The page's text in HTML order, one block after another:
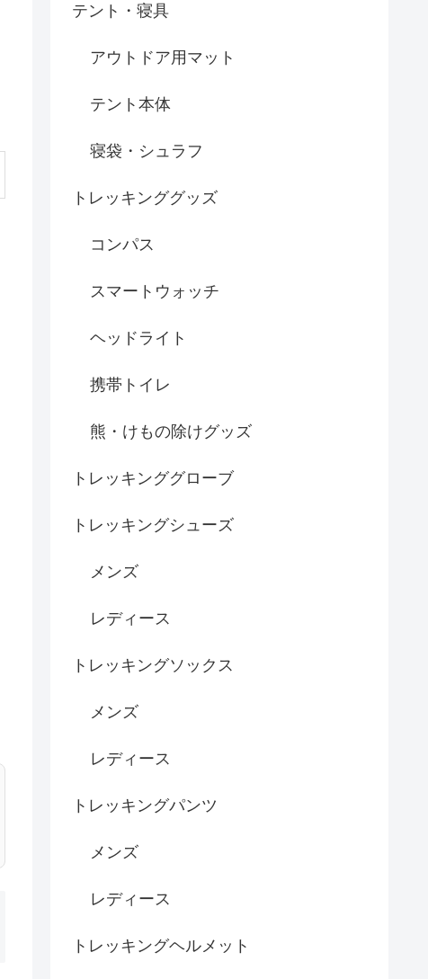
テント・寝具
アウトドア用マット
テント本体
寝袋・シュラフ
トレッキンググッズ
コンパス
スマートウォッチ
ヘッドライト
携帯トイレ
熊・けもの除けグッズ
トレッキンググローブ
トレッキングシューズ
メンズ
レディース
トレッキングソックス
メンズ
レディース
トレッキングパンツ
メンズ
レディース
トレッキングヘルメット